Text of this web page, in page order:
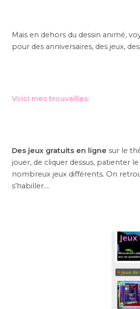
Mais en dehors du dessin animé,
pour des anniversaires, des jeux,
Voici mes trouvailles:
Des jeux gratuits en ligne sur le
jouer, de cliquer dessus, patienter
nombreux jeux différents. On
s’habiller….